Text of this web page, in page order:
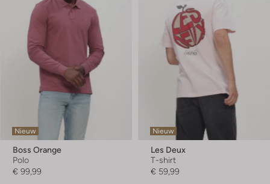
Nieuw
Boss Orange
Polo
€ 99,99
Nieuw
Les Deux
T-shirt
€ 59,99